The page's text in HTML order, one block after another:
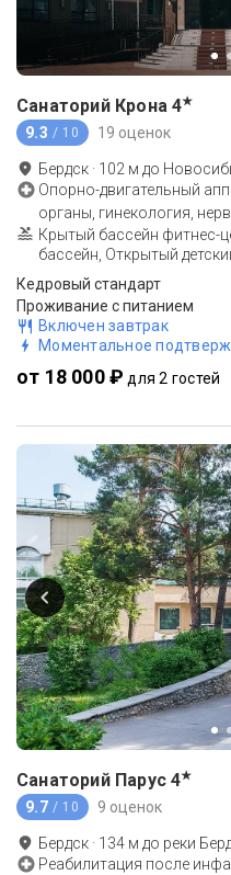
Санаторий Крона 4★
9.3 / 10 19 оценок
Бердск · 102 м до
Опорно-двигательный
органы, гинекология,
Крытый бассейн фитнес-
бассейн, Открытый
Кедровый стандарт
Проживание с питанием
Включен завтрак
Моментальное
от 18 000 ₽ для 2 гостей
Санаторий Парус 4★
9.7 / 10 9 оценок
Бердск · 134 м до реки
Реабилитация после